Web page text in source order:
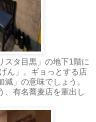
スタ目黒」の地下1階に
ん」。ギョっとする店
」の意味でしょう。
、有名蕎麦店を輩出し